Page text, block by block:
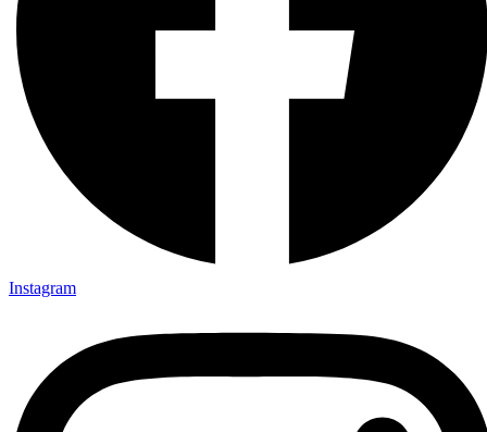
Instagram